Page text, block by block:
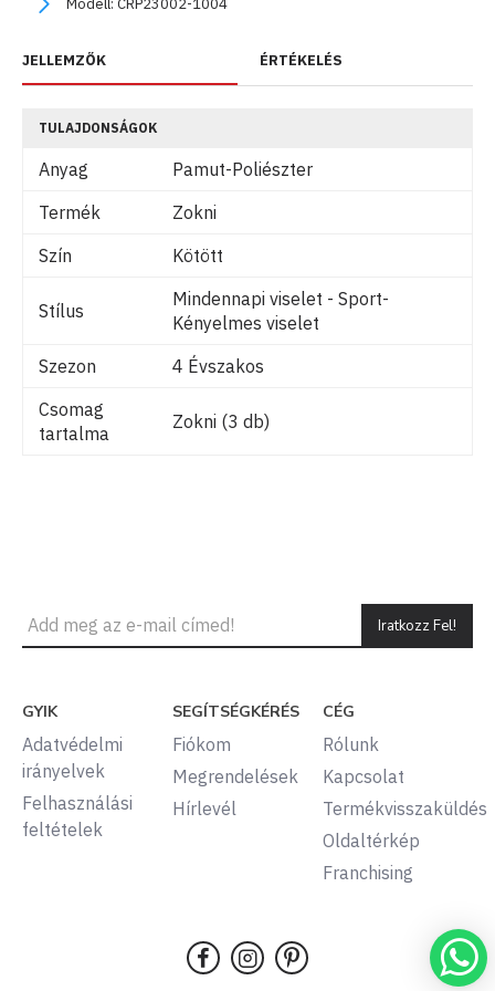
JELLEMZŐK ÉRTÉKELÉS
TULAJDONSÁGOK
Anyag
Pamut-Poliészter
Termék
Zokni
Szín
Kötött
Stílus
Mindennapi viselet - Sport-
Kényelmes viselet
Szezon
4 Évszakos
Csomag
tartalma
Zokni (3 db)
Iratkozz Fel!
GYIK
Adatvédelmi
irányelvek
Felhasználási
feltételek
SEGÍTSÉGKÉRÉS
Fiókom
Megrendelések
Hírlevél
CÉG
Rólunk
Kapcsolat
Termékvisszaküldés
Oldaltérkép
Franchising